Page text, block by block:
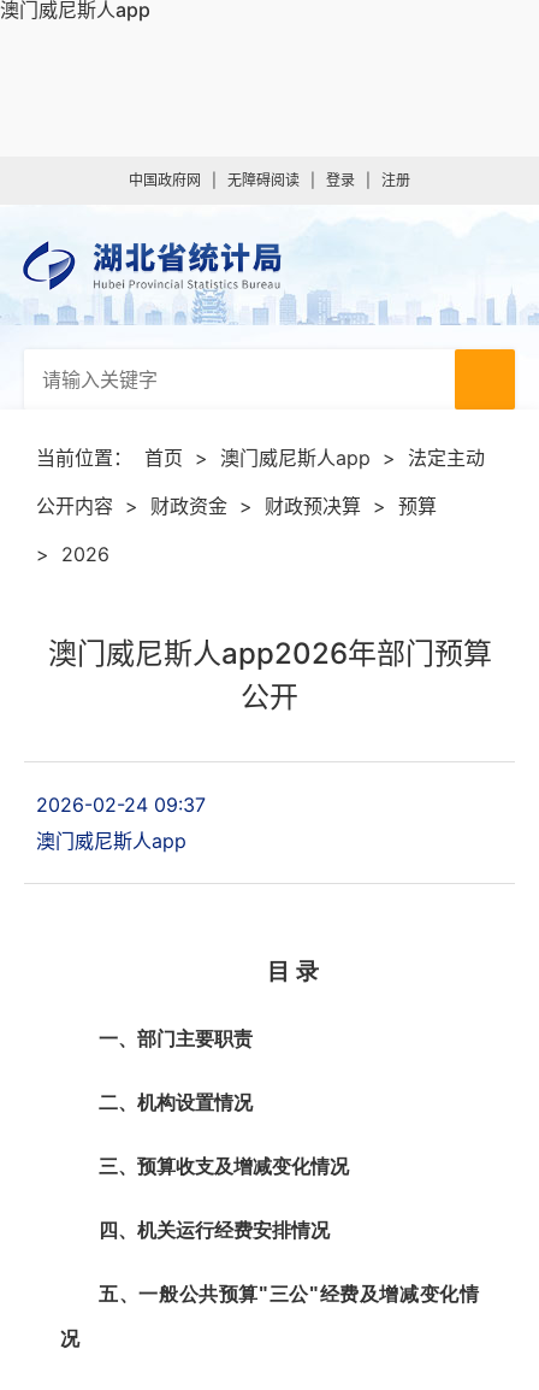
澳门威尼斯人app
中国政府网 无障碍阅读 登录 注册
当前位置： 首页 > 澳门威尼斯人app >
法定主动
公开内容 > 财政资金 > 财政预决算 > 预算
>
2026
澳门威尼斯人app2026年部门预算
公开
2026-02-24 09:37
澳门威尼斯人app
目 录
一、部门主要职责
二、机构设置情况
三、预算收支及增减变化情况
四、机关运行经费安排情况
五、一般公共预算"三公"经费及增减变化情
况